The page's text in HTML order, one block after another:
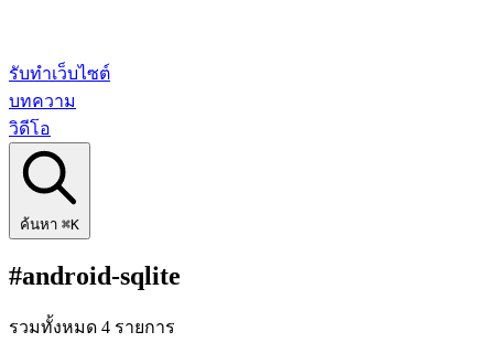
รับทำเว็บไซต์
บทความ
วิดีโอ
ค้นหา ⌘K
#android-sqlite
รวมทั้งหมด 4 รายการ